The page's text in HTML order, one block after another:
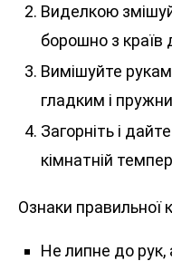
Виделкою
борошно з країв
Вимішуйте
гладким і
Загорніть і
кімнатній
Ознаки правильної
Не липне до рук,